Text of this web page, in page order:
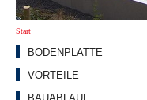
Start
BODENPLATTE
VORTEILE